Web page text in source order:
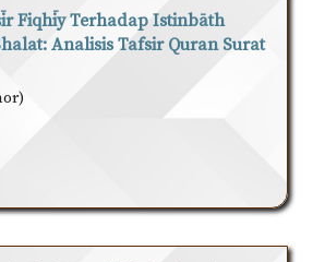
Fiqhīy Terhadap Istinbāth
Analisis Tafsir Quran Surat